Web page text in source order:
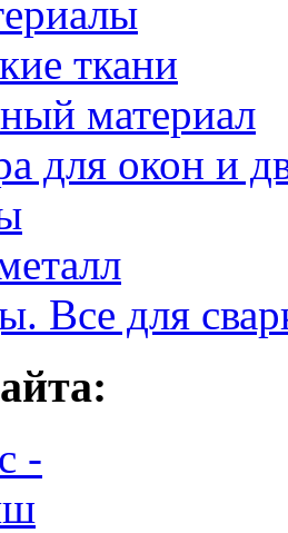
ткани
материал
для окон и
Все для